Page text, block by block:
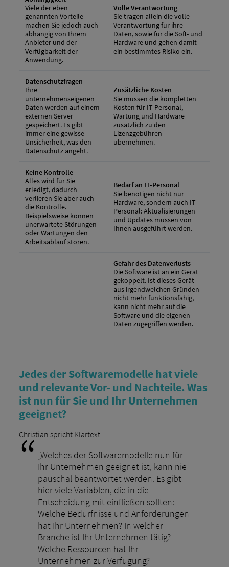
Viele der eben
genannten Vorteile
machen Sie jedoch auch
abhängig von Ihrem
Anbieter und der
Verfügbarkeit der
Anwendung.
Volle Verantwortung
Sie tragen allein die volle
Verantwortung für ihre
Daten, sowie für die Soft- und
Hardware und gehen damit
ein bestimmtes Risiko ein.
Datenschutzfragen
Ihre
unternehmenseigenen
Daten werden auf einem
externen Server
gespeichert. Es gibt
immer eine gewisse
Unsicherheit, was den
Datenschutz angeht.
Zusätzliche Kosten
Sie müssen die kompletten
Kosten für IT-Personal,
Wartung und Hardware
zusätzlich zu den
Lizenzgebühren
übernehmen.
Keine Kontrolle
Alles wird für Sie
erledigt, dadurch
verlieren Sie aber auch
die Kontrolle.
Beispielsweise können
unerwartete Störungen
oder Wartungen den
Arbeitsablauf stören.
Bedarf an IT-Personal
Sie benötigen nicht nur
Hardware, sondern auch IT-
Personal: Aktualisierungen
und Updates müssen von
Ihnen ausgeführt werden.
Gefahr des Datenverlusts
Die Software ist an ein Gerät
gekoppelt. Ist dieses Gerät
aus irgendwelchen Gründen
nicht mehr funktionsfähig,
kann nicht mehr auf die
Software und die eigenen
Daten zugegriffen werden.
Jedes der Softwaremodelle hat viele
und relevante Vor- und Nachteile. Was
ist nun für Sie und Ihr Unternehmen
geeignet?
Christian spricht Klartext:
„Welches der Softwaremodelle nun für
Ihr Unternehmen geeignet ist, kann nie
pauschal beantwortet werden. Es gibt
hier viele Variablen, die in die
Entscheidung mit einfließen sollten:
Welche Bedürfnisse und Anforderungen
hat Ihr Unternehmen? In welcher
Branche ist Ihr Unternehmen tätig?
Welche Ressourcen hat Ihr
Unternehmen zur Verfügung?